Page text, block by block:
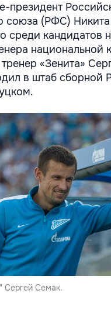
президент
союза (РФС)
среди кандидатов
национальной
«Зенита»
в штаб сборной
Сергей Семак.